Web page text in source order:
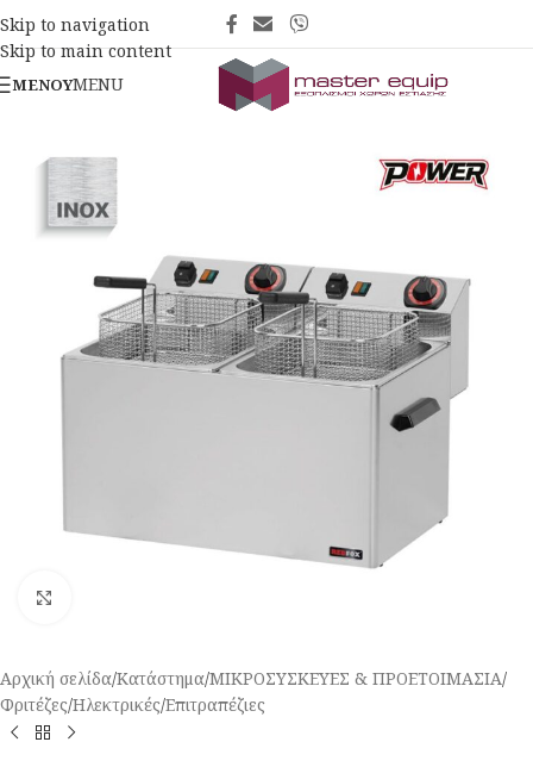
Skip to navigation
Skip to main content
ΜΕΝΟΎMENU
Αρχική σελίδα/Κατάστημα/ΜΙΚΡΟΣΥΣΚΕΥΕΣ & ΠΡΟΕΤΟΙΜΑΣΙΑ/
Φριτέζες/Ηλεκτρικές/Επιτραπέζιες